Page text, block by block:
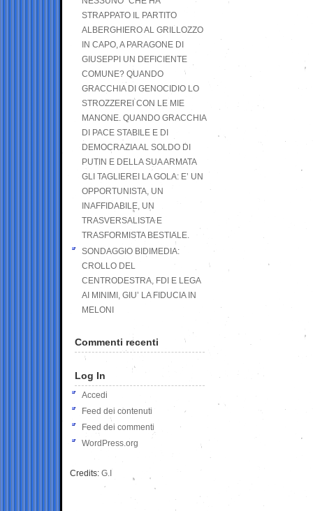
STRAPPATO IL PARTITO
ALBERGHIERO AL GRILLOZZO
IN CAPO, A PARAGONE DI
GIUSEPPI UN DEFICIENTE
COMUNE? QUANDO
GRACCHIA DI GENOCIDIO LO
STROZZEREI CON LE MIE
MANONE. QUANDO GRACCHIA
DI PACE STABILE E DI
DEMOCRAZIA AL SOLDO DI
PUTIN E DELLA SUA ARMATA
GLI TAGLIEREI LA GOLA: E’ UN
OPPORTUNISTA, UN
INAFFIDABILE, UN
TRASVERSALISTA E
TRASFORMISTA BESTIALE.
SONDAGGIO BIDIMEDIA:
CROLLO DEL
CENTRODESTRA, FDI E LEGA
AI MINIMI, GIU’ LA FIDUCIA IN
MELONI
Commenti recenti
Log In
Accedi
Feed dei contenuti
Feed dei commenti
WordPress.org
Credits: G.I